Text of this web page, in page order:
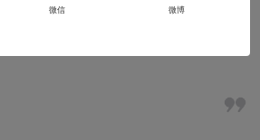
微信 微博